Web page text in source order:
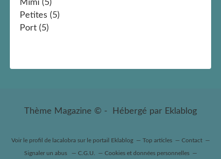
Mimi (5)
Petites (5)
Port (5)
Thème Magazine © - Hébergé par Eklablog
Voir le profil de lacalobra sur le portail Eklablog Top articles Contact
Signaler un abus C.G.U. Cookies et données personnelles